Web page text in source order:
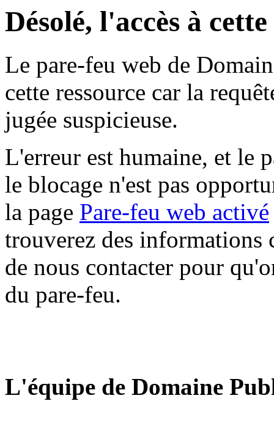
Désolé, l'accès à
Le pare-feu web de
cette ressource car la
jugée suspicieuse.
L'erreur est humaine, et le
le blocage n'est pas
la page Pare-feu web activé
trouverez des informations
de nous contacter pour
du pare-feu.
L'équipe de Domaine